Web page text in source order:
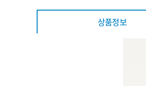
상품정보